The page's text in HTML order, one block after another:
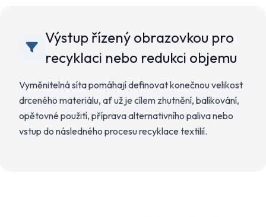
Výstup řízený obrazovkou pro
recyklaci nebo redukci objemu
Vyměnitelná síta pomáhají definovat konečnou velikost
drceného materiálu, ať už je cílem zhutnění, balíkování,
opětovné použití, příprava alternativního paliva nebo
vstup do následného procesu recyklace textilií.